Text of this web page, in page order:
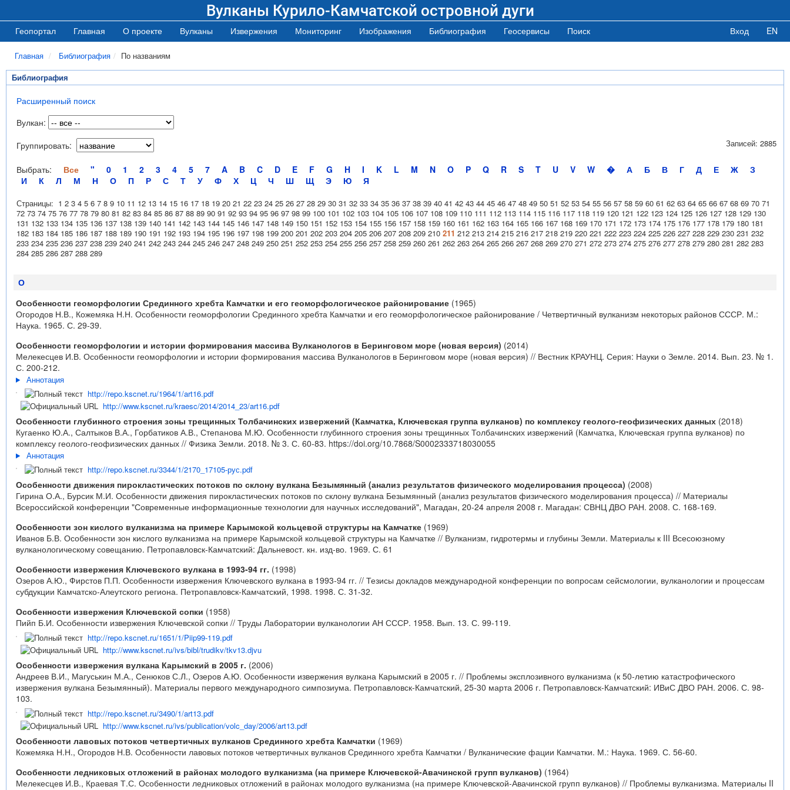
Вулканы Курило-Камчатской островной дуги
Геопортал Главная О проекте Вулканы Извержения Мониторинг Изображения Библиография Геосервисы Поиск Вход EN
Главная Библиография По названиям
Библиография
Расширенный поиск
Вулкан:
Группировать:
Выбрать: Все " 0 1 2 3 4 5 7 A B C D E F G H I K L M N O P Q R S T U V W � А Б В Г Д Е Ж
З
И
К Л М Н О П Р С Т У Ф Х Ц Ч Ш Щ Э Ю Я
Записей: 2885
Страницы: 1 2 3 4 5 6 7 8 9 10 11 12 13 14 15 16 17 18 19 20 21 22 23 24 25 26 27 28 29 30 31 32 33 34 35 36 37 38 39 40 41 42 43 44 45 46 47 48 49 50 51 52 53 54 55 56 57 58 59 60 61 62 63 64 65 66 67 68 69 70 71
72 73 74 75 76 77 78 79 80 81 82 83 84 85 86 87 88 89 90 91 92 93 94 95 96 97 98 99 100 101 102 103 104 105 106 107 108 109 110 111 112 113 114 115 116 117 118 119 120 121 122 123 124 125 126 127 128 129 130
131 132 133 134 135 136 137 138 139 140 141 142 143 144 145 146 147 148 149 150 151 152 153 154 155 156 157 158 159 160 161 162 163 164 165 166 167 168 169 170 171 172 173 174 175 176 177 178 179 180 181
182 183 184 185 186 187 188 189 190 191 192 193 194 195 196 197 198 199 200 201 202 203 204 205 206 207 208 209 210 211 212 213 214 215 216 217 218 219 220 221 222 223 224 225 226 227 228 229 230 231 232
233 234 235 236 237 238 239 240 241 242 243 244 245 246 247 248 249 250 251 252 253 254 255 256 257 258 259 260 261 262 263 264 265 266 267 268 269 270 271 272 273 274 275 276 277 278 279 280 281 282 283
284 285 286 287 288 289
О
Особенности геоморфологии Срединного хребта Камчатки и его геоморфологическое районирование (1965)
Огородов Н.В., Кожемяка Н.Н. Особенности геоморфологии Срединного хребта Камчатки и его геоморфологическое районирование / Четвертичный вулканизм некоторых районов СССР. М.:
Наука. 1965. С. 29-39.
Особенности геоморфологии и истории формирования массива Вулканологов в Беринговом море (новая версия) (2014)
Мелекесцев И.В. Особенности геоморфологии и истории формирования массива Вулканологов в Беринговом море (новая версия) // Вестник КРАУНЦ. Серия: Науки о Земле. 2014. Вып. 23. № 1.
С. 200-212.
Аннотация
http://repo.kscnet.ru/1964/1/art16.pdf
http://www.kscnet.ru/kraesc/2014/2014_23/art16.pdf
Особенности глубинного строения зоны трещинных Толбачинских извержений (Камчатка, Ключевская группа вулканов) по комплексу геолого-геофизических данных (2018)
Кугаенко Ю.А., Салтыков В.А., Горбатиков А.В., Степанова М.Ю. Особенности глубинного строения зоны трещинных Толбачинских извержений (Камчатка, Ключевская группа вулканов) по
комплексу геолого-геофизических данных // Физика Земли. 2018. № 3. С. 60-83. https://doi.org/10.7868/S0002333718030055
Аннотация
http://repo.kscnet.ru/3344/1/2170_17105-рус.pdf
Особенности движения пирокластических потоков по склону вулкана Безымянный (анализ результатов физического моделирования процесса) (2008)
Гирина О.А., Бурсик М.И. Особенности движения пирокластических потоков по склону вулкана Безымянный (анализ результатов физического моделирования процесса) // Материалы
Всероссийской конференции "Современные информационные технологии для научных исследований", Магадан, 20-24 апреля 2008 г. Магадан: СВНЦ ДВО РАН. 2008. С. 168-169.
Особенности зон кислого вулканизма на примере Карымской кольцевой структуры на Камчатке (1969)
Иванов Б.В. Особенности зон кислого вулканизма на примере Карымской кольцевой структуры на Камчатке // Вулканизм, гидротермы и глубины Земли. Материалы к III Всесоюзному
вулканологическому совещанию. Петропавловск-Камчатский: Дальневост. кн. изд-во. 1969. С. 61
Особенности извержения Ключевского вулкана в 1993-94 гг. (1998)
Озеров А.Ю., Фирстов П.П. Особенности извержения Ключевского вулкана в 1993-94 гг. // Тезисы докладов международной конференции по вопросам сейсмологии, вулканологии и процессам
субдукции Камчатско-Алеутского региона. Петропавловск-Камчатский, 1998. 1998. С. 31-32.
Особенности извержения Ключевской сопки (1958)
Пийп Б.И. Особенности извержения Ключевской сопки // Труды Лаборатории вулканологии АН СССР. 1958. Вып. 13. С. 99-119.
http://repo.kscnet.ru/1651/1/Piip99-119.pdf
http://www.kscnet.ru/ivs/bibl/trudikv/tkv13.djvu
Особенности извержения вулкана Карымский в 2005 г. (2006)
Андреев В.И., Магуськин М.А., Сенюков С.Л., Озеров А.Ю. Особенности извержения вулкана Карымский в 2005 г. // Проблемы эксплозивного вулканизма (к 50-летию катастрофического
извержения вулкана Безымянный). Материалы первого международного симпозиума. Петропавловск-Камчатский, 25-30 марта 2006 г. Петропавловск-Камчатский: ИВиС ДВО РАН. 2006. С. 98-
103.
http://repo.kscnet.ru/3490/1/art13.pdf
http://www.kscnet.ru/ivs/publication/volc_day/2006/art13.pdf
Особенности лавовых потоков четвертичных вулканов Срединного хребта Камчатки (1969)
Кожемяка Н.Н., Огородов Н.В. Особенности лавовых потоков четвертичных вулканов Срединного хребта Камчатки / Вулканические фации Камчатки. М.: Наука. 1969. С. 56-60.
Особенности ледниковых отложений в районах молодого вулканизма (на примере Ключевской-Авачинской групп вулканов) (1964)
Мелекесцев И.В., Краевая Т.С. Особенности ледниковых отложений в районах молодого вулканизма (на примере Ключевской-Авачинской групп вулканов) // Проблемы вулканизма. Материалы II